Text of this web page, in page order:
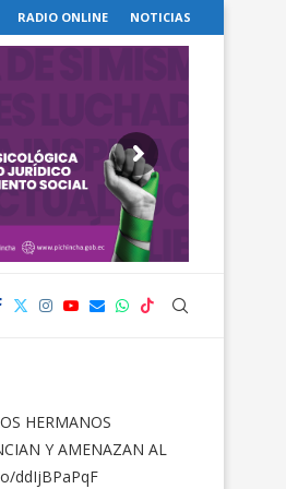
RADIO ONLINE NOTICIAS
HERMANOS
Y AMENAZAN AL
ddIjBPaPqF